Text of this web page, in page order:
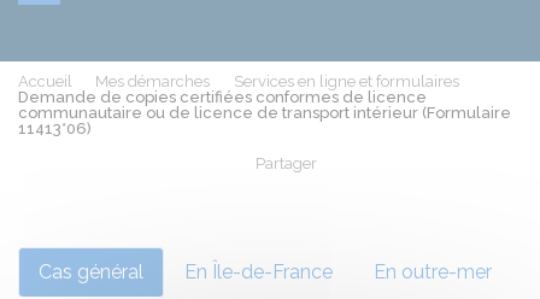
Accueil Mes démarches
Services en ligne et formulaires
Demande de copies certifiées conformes de licence
communautaire ou de licence de transport intérieur (Formulaire
11413*06)
Partager
Cas général En Île-de-France En outre-mer